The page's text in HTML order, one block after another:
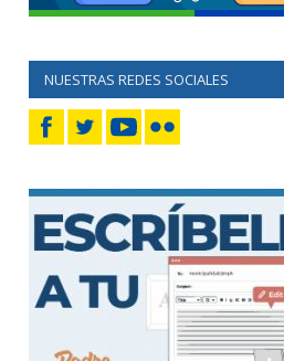
NUESTRAS REDES SOCIALES